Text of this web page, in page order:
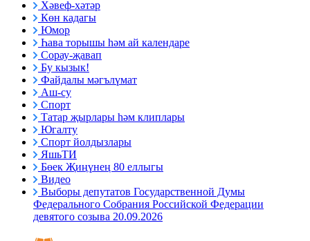
Хәвеф-хәтәр
Көн кадагы
Юмор
Һава торышы һәм ай календаре
Сорау-җавап
Бу кызык!
Файдалы мәгълүмат
Аш-су
Спорт
Татар җырлары һәм клиплары
Югалту
Спорт йолдызлары
ЯшьТИ
Бөек Җиңүнең 80 еллыгы
Видео
Выборы депутатов Государственной Думы
Федерального Собрания Российской Федерации
девятого созыва 20.09.2026